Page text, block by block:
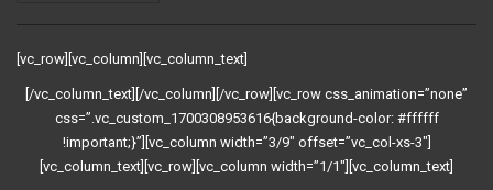
[vc_row][vc_column][vc_column_text]
[/vc_column_text][/vc_column][/vc_row][vc_row css_animation=”none”
css=”.vc_custom_1700308953616{background-color: #ffffff
!important;}”][vc_column width=”3/9″ offset=”vc_col-xs-3″]
[vc_column_text][vc_row][vc_column width=”1/1″][vc_column_text]